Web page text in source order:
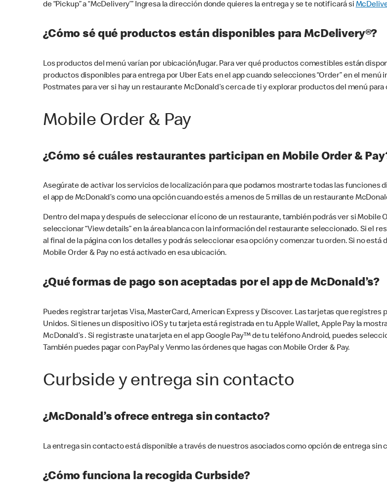
de “Pickup” a “McDelivery’” Ingresa la dirección donde quieres la entrega y se te notificará si
¿Cómo sé qué productos están disponibles para McDelivery®?
Los productos del menú varían por ubicación/lugar. Para ver qué productos comestibles están
productos disponibles para entrega por Uber Eats en el app cuando selecciones “Order” en el
Postmates para ver si hay un restaurante McDonald’s cerca de ti y explorar productos del menú para
Mobile Order & Pay
¿Cómo sé cuáles restaurantes participan en Mobile Order &
Asegúrate de activar los servicios de localización para que podamos mostrarte todas las funciones
el app de McDonald’s como una opción cuando estés a menos de 5 millas de un restaurante
Dentro del mapa y después de seleccionar el ícono de un restaurante, también podrás ver si Mobile
seleccionar “View details” en la área blanca con la información del restaurante seleccionado. Si el
al final de la página con los detalles y podrás seleccionar esa opción y comenzar tu orden. Si no
Mobile Order & Pay no está activado en esa ubicación.
¿Qué formas de pago son aceptadas por el app de McDonald’s?
Puedes registrar tarjetas Visa, MasterCard, American Express y Discover. Las tarjetas que registres
Unidos. Si tienes un dispositivo iOS y tu tarjeta está registrada en tu Apple Wallet, Apple Pay la
McDonald’s . Si registraste una tarjeta en el app Google Pay™ de tu teléfono Android, puedes
También puedes pagar con PayPal y Venmo las órdenes que hagas con Mobile Order & Pay.
Curbside y entrega sin contacto
¿McDonald’s ofrece entrega sin contacto?
La entrega sin contacto está disponible a través de nuestros asociados como opción de entrega sin
¿Cómo funciona la recogida Curbside?